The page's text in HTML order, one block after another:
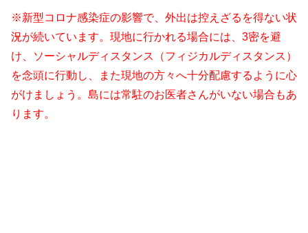
※新型コロナ感染症の影響で、外出は控えざるを得ない状
況が続いています。現地に行かれる場合には、3密を避
け、ソーシャルディスタンス（フィジカルディスタンス）
を念頭に行動し、また現地の方々へ十分配慮するように心
がけましょう。島には常駐のお医者さんがいない場合もあ
ります。